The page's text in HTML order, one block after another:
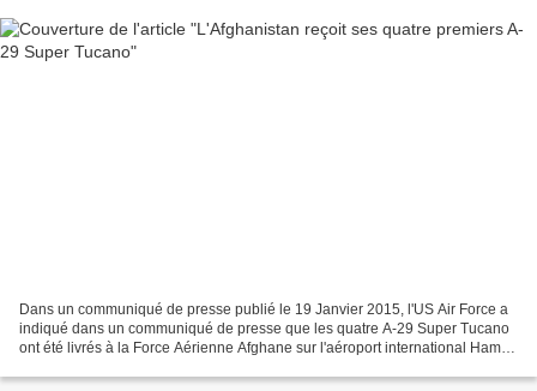
Dans un communiqué de presse publié le 19 Janvier 2015, l'US Air Force a
indiqué dans un communiqué de presse que les quatre A-29 Super Tucano
ont été livrés à la Force Aérienne Afghane sur l'aéroport international Hamid